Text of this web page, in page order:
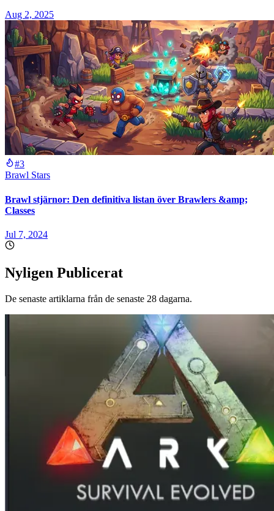
Aug 2, 2025
#3
Brawl Stars
Brawl stjärnor: Den definitiva listan över Brawlers &amp;
Classes
Jul 7, 2024
Nyligen Publicerat
De senaste artiklarna från de senaste 28 dagarna.